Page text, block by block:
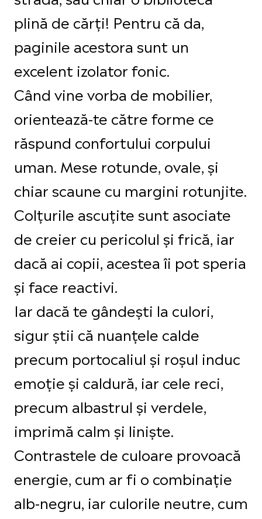
plină de cărți! Pentru că da,
paginile acestora sunt un
excelent izolator fonic.
Când vine vorba de mobilier,
orientează-te către forme ce
răspund confortului corpului
uman. Mese rotunde, ovale, și
chiar scaune cu margini rotunjite.
Colțurile ascuțite sunt asociate
de creier cu pericolul și frică, iar
dacă ai copii, acestea îi pot speria
și face reactivi.
Iar dacă te gândești la culori,
sigur știi că nuanțele calde
precum portocaliul și roșul induc
emoție și caldură, iar cele reci,
precum albastrul și verdele,
imprimă calm și liniște.
Contrastele de culoare provoacă
energie, cum ar fi o combinație
alb-negru, iar culorile neutre, cum